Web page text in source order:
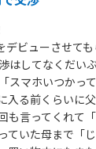
ビューさせて
はしてなくだい
スマホいつかって
入る前くらいに
も言ってくれて
ていた母まで「